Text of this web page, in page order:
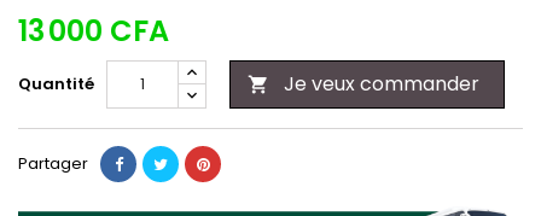
13 000 CFA
Quantité  Je veux commander
Partager